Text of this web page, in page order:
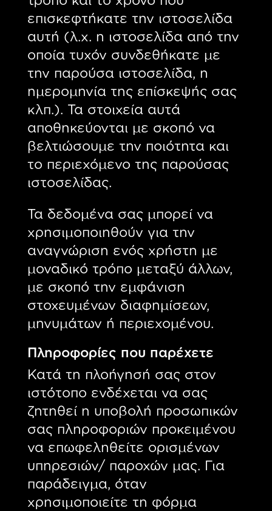
επισκεφτήκατε την ιστοσελίδα
αυτή (λ.χ. η ιστοσελίδα από την
οποία τυχόν συνδεθήκατε με
την παρούσα ιστοσελίδα, η
ημερομηνία της επίσκεψής σας
κλπ.). Τα στοιχεία αυτά
αποθηκεύονται με σκοπό να
βελτιώσουμε την ποιότητα και
το περιεχόμενο της παρούσας
ιστοσελίδας.
Τα δεδομένα σας μπορεί να
χρησιμοποιηθούν για την
αναγνώριση ενός χρήστη με
μοναδικό τρόπο μεταξύ άλλων,
με σκοπό την εμφάνιση
στοχευμένων διαφημίσεων,
μηνυμάτων ή περιεχομένου.
Πληροφορίες που παρέχετε
Κατά τη πλοήγησή σας στον
ιστότοπο ενδέχεται να σας
ζητηθεί η υποβολή προσωπικών
σας πληροφοριών προκειμένου
να επωφεληθείτε ορισμένων
υπηρεσιών/ παροχών μας. Για
παράδειγμα, όταν
χρησιμοποιείτε τη φόρμα